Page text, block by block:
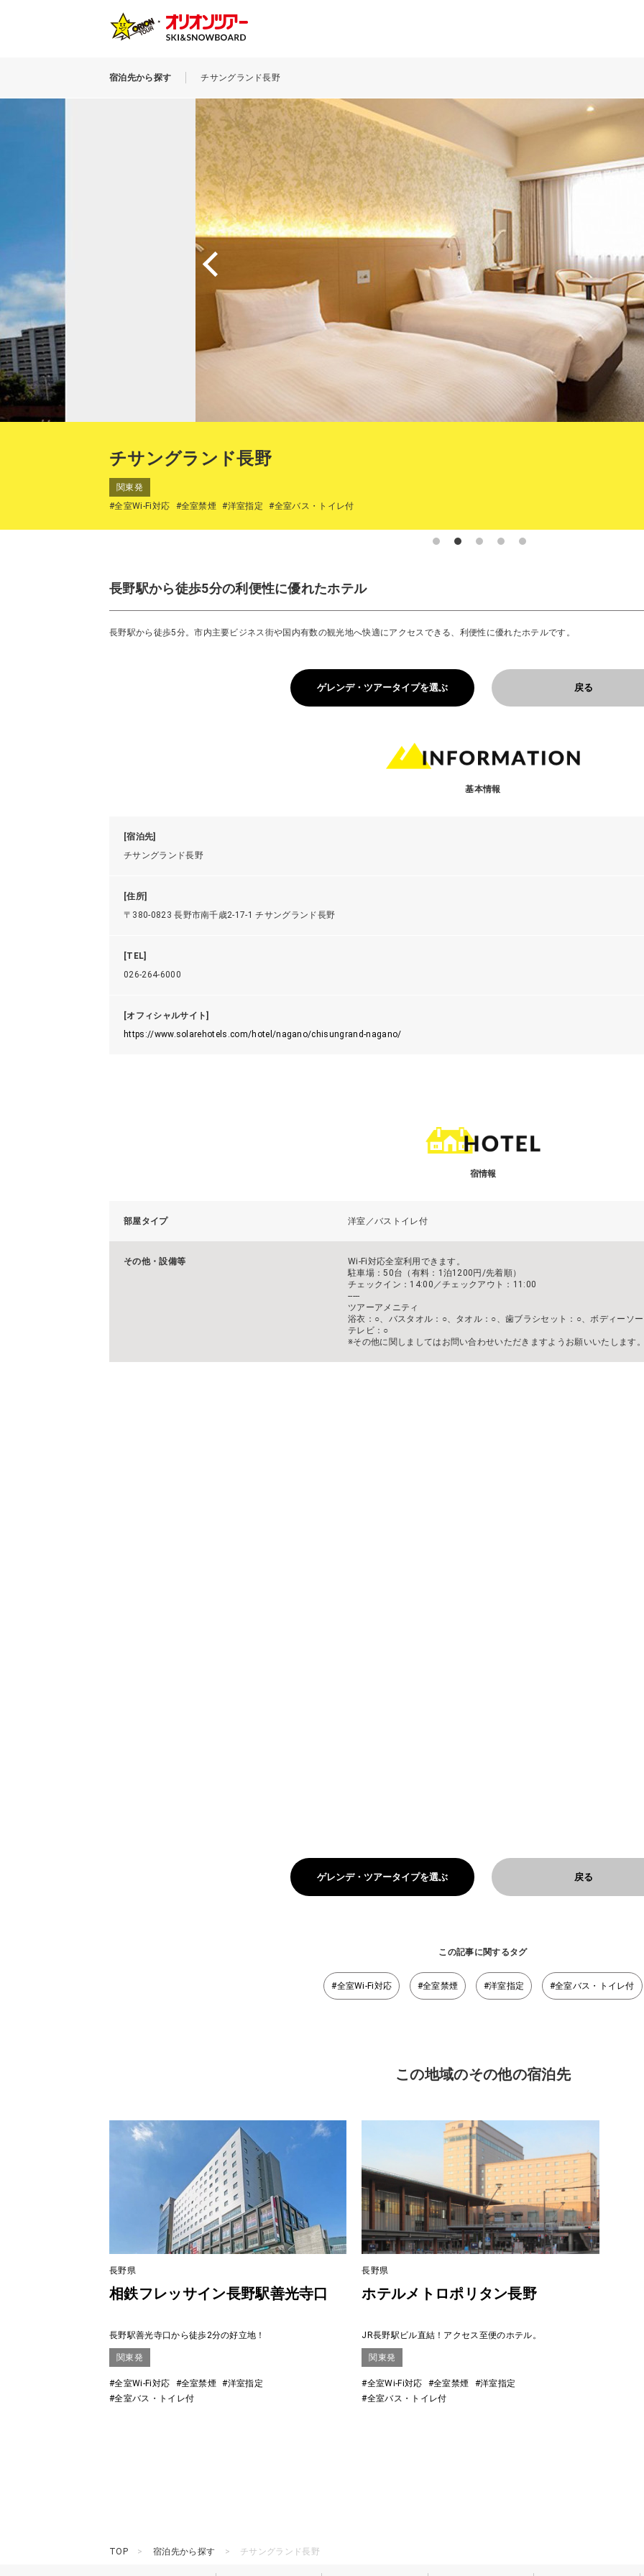
宿泊先から探す チサングランド長野
チサングランド長野
関東発
#全室Wi-Fi対応
#全室禁煙 #洋室指定 #全室バス・トイレ付
長野駅から徒歩5分の利便性に優れたホテル
長野駅から徒歩5分。市内主要ビジネス街や国内有数の観光地へ快適にアクセスできる、利便性に優れたホテルです。
ゲレンデ・ツアータイプを選ぶ 戻る
基本情報
[宿泊先]
チサングランド長野
[住所]
〒380-0823 長野市南千歳2-17-1 チサングランド長野
[TEL]
026-264-6000
[オフィシャルサイト]
https://www.solarehotels.com/hotel/nagano/chisungrand-nagano/
宿情報
部屋タイプ 洋室／バストイレ付
その他・設備等
Wi-Fi対応全室利用できます。
駐車場：50台（有料：1泊1200円/先着順）
チェックイン：14:00／チェックアウト：11:00
-----
ツアーアメニティ
浴衣：○、バスタオル：○、タオル：○、歯ブラシセット：○、ボディーソ
テレビ：○
※その他に関しましてはお問い合わせいただきますようお願いいたします。
ゲレンデ・ツアータイプを選ぶ 戻る
この記事に関するタグ
#全室Wi-Fi対応 #全室禁煙 #洋室指定 #全室バス・トイレ付
この地域のその他の宿泊先
長野県
相鉄フレッサイン長野駅善光寺口
長野駅善光寺口から徒歩2分の好立地！
関東発
#全室Wi-Fi対応 #全室禁煙
#洋室指定
#全室バス・トイレ付
長野県
ホテルメトロポリタン長野
JR長野駅ビル直結！アクセス至便のホテル。
関東発
#全室Wi-Fi対応 #全室禁煙
#洋室指定
#全室バス・トイレ付
TOP 宿泊先から探す チサングランド長野